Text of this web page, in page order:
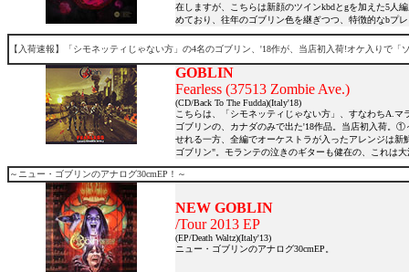
在しますが、こちらは新顔のツインkbdとgを加えた5人
めており、往年のゴブリン色を継ぎつつ、特徴的なbプ
【入荷速報】「シモネッティじゃない方」の4名のゴブリン、'18作が、当店初入荷!オケ入りで
GOBLIN
Fearless (37513 Zombie Ave.)
(CD/Back To The Fudda)(Italy'18)
こちらは、「シモネッティじゃない方」、すなわちA.
ゴブリンの、カナダのみで出た'18作品。当店初入荷
せれる一方、全編でオーケストラが入ったアレンジは
ゴブリン"。モランテの泣きのギターも健在の、これは
～ニュー・ゴブリンのアナログ30cmEP！～
NEW GOBLIN
/Tour 2013 EP
(EP/Death Waltz)(Italy'13)
ニュー・ゴブリンのアナログ30cmEP。